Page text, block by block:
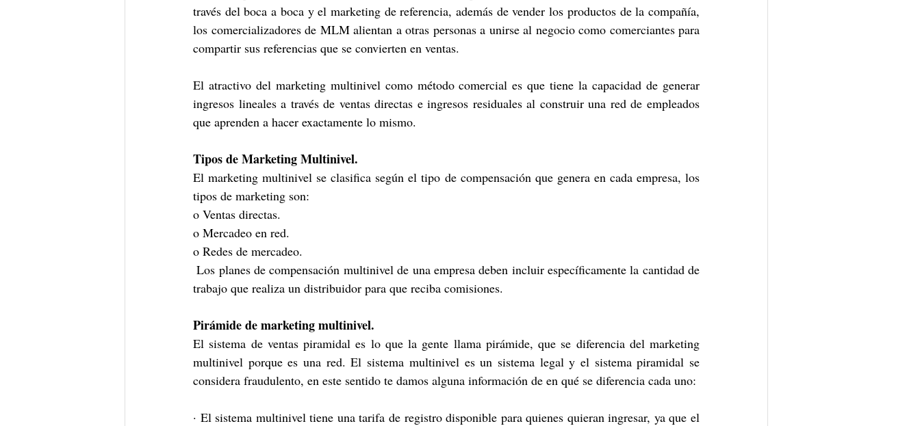
través del boca a boca y el marketing de referencia, además de vender los productos de la compañía,
los comercializadores de MLM alientan a otras personas a unirse al negocio como comerciantes para
compartir sus referencias que se convierten en ventas.
El atractivo del marketing multinivel como método comercial es que tiene la capacidad de generar
ingresos lineales a través de ventas directas e ingresos residuales al construir una red de empleados
que aprenden a hacer exactamente lo mismo.
Tipos de Marketing Multinivel.
El marketing multinivel se clasifica según el tipo de compensación que genera en cada empresa, los
tipos de marketing son:
o Ventas directas.
o Mercadeo en red.
o Redes de mercadeo.
Los planes de compensación multinivel de una empresa deben incluir específicamente la cantidad de
trabajo que realiza un distribuidor para que reciba comisiones.
Pirámide de marketing multinivel.
El sistema de ventas piramidal es lo que la gente llama pirámide, que se diferencia del marketing
multinivel porque es una red. El sistema multinivel es un sistema legal y el sistema piramidal se
considera fraudulento, en este sentido te damos alguna información de en qué se diferencia cada uno:
· El sistema multinivel tiene una tarifa de registro disponible para quienes quieran ingresar, ya que el